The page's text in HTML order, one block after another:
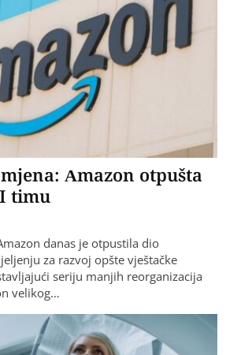
Amazon otpušta
timu
danas je otpustila dio
za razvoj opšte vještačke
seriju manjih reorganizacija
velikog…